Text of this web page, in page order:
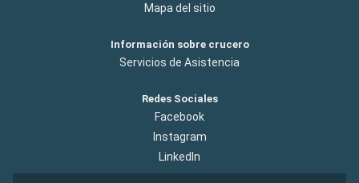
Mapa del sitio
Información sobre crucero
Servicios de Asistencia
Redes Sociales
Facebook
Instagram
LinkedIn